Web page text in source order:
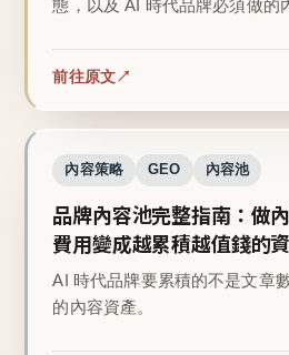
態，以及 AI 時代品牌必須做的
前往原文
內容策略 GEO 內容池
品牌內容池完整指南：做
費用變成越累積越值錢的
AI 時代品牌要累積的不是文章
的內容資產。